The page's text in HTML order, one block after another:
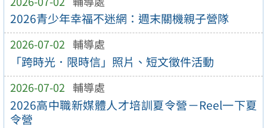
2026青少年幸福不迷網：週末關機親子營隊
2026-07-02 輔導處
「跨時光．限時信」照片、短文徵件活動
2026-07-02 輔導處
2026高中職新媒體人才培訓夏令營－Reel一下夏
令營